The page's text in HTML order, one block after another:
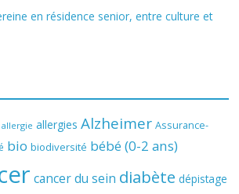
en résidence senior, entre culture et
allergie allergies Alzheimer Assurance-
bio biodiversité bébé (0-2 ans)
cancer du sein diabète dépistage